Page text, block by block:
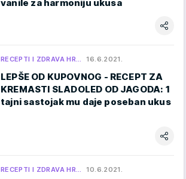
vanile za harmoniju ukusa
RECEPTI I ZDRAVA HR… 16.6.2021.
LEPŠE OD KUPOVNOG - RECEPT ZA
KREMASTI SLADOLED OD JAGODA: 1
tajni sastojak mu daje poseban ukus
RECEPTI I ZDRAVA HR… 10.6.2021.